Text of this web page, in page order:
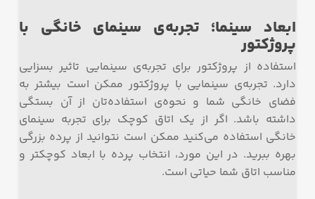
ابعاد سینما؛ تجربه‌ی سینمای خانگی با
پروژکتور
استفاده از پروژکتور برای تجربه‌ی سینمایی تاثیر بسزایی
دارد. تجربه‌ی سینمایی با پروژکتور ممکن است بیشتر به
فضای خانگی شما و نحوه‌ی استفاده‌تان از آن بستگی
داشته باشد. اگر از یک اتاق کوچک برای تجربه سینمای
خانگی استفاده می‌کنید ممکن است نتوانید از پرده بزرگی
بهره‌ ببرید. در این مورد، انتخاب پرده با ابعاد کوچکتر و
مناسب اتاق شما حیاتی است.